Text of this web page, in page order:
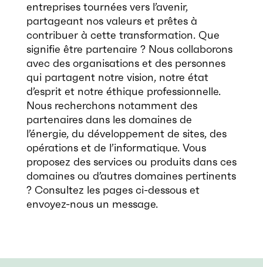
entreprises tournées vers l’avenir,
partageant nos valeurs et prêtes à
contribuer à cette transformation. Que
signifie être partenaire ? Nous collaborons
avec des organisations et des personnes
qui partagent notre vision, notre état
d’esprit et notre éthique professionnelle.
Nous recherchons notamment des
partenaires dans les domaines de
l’énergie, du développement de sites, des
opérations et de l’informatique. Vous
proposez des services ou produits dans ces
domaines ou d’autres domaines pertinents
? Consultez les pages ci-dessous et
envoyez-nous un message.